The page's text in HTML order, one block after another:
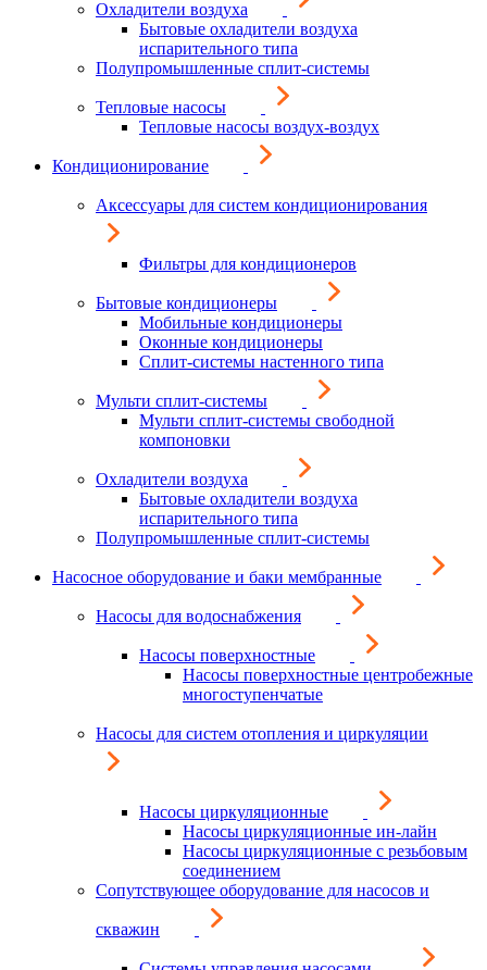
Охладители воздуха
Бытовые охладители воздуха
испарительного типа
Полупромышленные сплит-системы
Тепловые насосы
Тепловые насосы воздух-воздух
Кондиционирование
Аксессуары для систем кондиционирования
Фильтры для кондиционеров
Бытовые кондиционеры
Мобильные кондиционеры
Оконные кондиционеры
Сплит-системы настенного типа
Мульти сплит-системы
Мульти сплит-системы свободной
компоновки
Охладители воздуха
Бытовые охладители воздуха
испарительного типа
Полупромышленные сплит-системы
Насосное оборудование и баки мембранные
Насосы для водоснабжения
Насосы поверхностные
Насосы поверхностные центробежные
многоступенчатые
Насосы для систем отопления и циркуляции
Насосы циркуляционные
Насосы циркуляционные ин-лайн
Насосы циркуляционные с резьбовым
соединением
Сопутствующее оборудование для насосов и
скважин